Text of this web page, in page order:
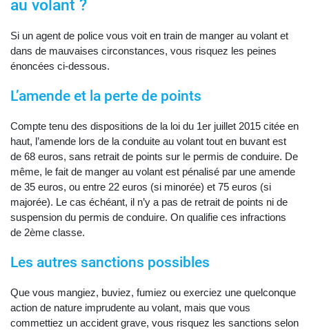
au volant ?
Si un agent de police vous voit en train de manger au volant et
dans de mauvaises circonstances, vous risquez les peines
énoncées ci-dessous.
L’amende et la perte de points
Compte tenu des dispositions de la loi du 1er juillet 2015 citée en
haut, l’amende lors de la conduite au volant tout en buvant est
de 68 euros, sans retrait de points sur le permis de conduire. De
même, le fait de manger au volant est pénalisé par une amende
de 35 euros, ou entre 22 euros (si minorée) et 75 euros (si
majorée). Le cas échéant, il n’y a pas de retrait de points ni de
suspension du permis de conduire. On qualifie ces infractions
de 2ème classe.
Les autres sanctions possibles
Que vous mangiez, buviez, fumiez ou exerciez une quelconque
action de nature imprudente au volant, mais que vous
commettiez un accident grave, vous risquez les sanctions selon